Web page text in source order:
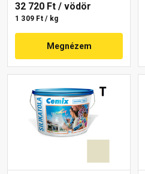
32 720 Ft / vödör
1 309 Ft / kg
Megnézem